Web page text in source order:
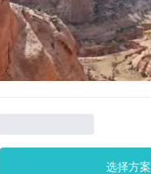
选择方案